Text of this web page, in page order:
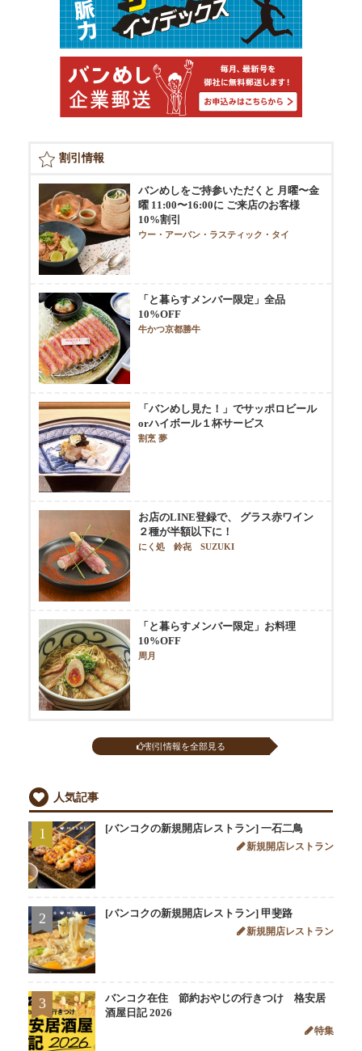
割引情報
バンめしをご持参いただくと 月曜〜金
曜 11:00〜16:00に ご来店のお客様
10%割引
ウー・アーバン・ラスティック・タイ
「と暮らすメンバー限定」全品
10%OFF
牛かつ京都勝牛
「バンめし見た！」でサッポロビール
orハイボール１杯サービス
割烹 夢
お店のLINE登録で、 グラス赤ワイン
２種が半額以下に！
にく処 鈴㐂 SUZUKI
「と暮らすメンバー限定」お料理
10%OFF
周月
割引情報を全部見る
人気記事
1 [バンコクの新規開店レストラン] 一石二鳥
新規開店レストラン
2 [バンコクの新規開店レストラン] 甲斐路
新規開店レストラン
3
バンコク在住 節約おやじの行きつけ 格安居
酒屋日記 2026
特集